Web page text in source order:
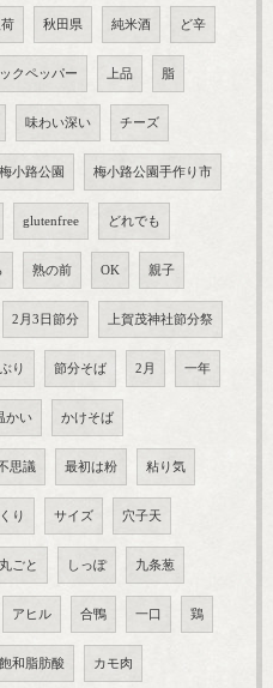
荷 秋田県 純米酒 ど辛
クペッパー 上品 脂
味わい深い チーズ
梅小路公園 梅小路公園手作り市
glutenfree どれでも
熟の前 OK 親子
2月3日節分 上賀茂神社節分祭
り 節分そば 2月 一年
かい かけそば
思議 最初は粉 粘り気
り サイズ 穴子天
丸ごと しっぽ 九条葱
アヒル 合鴨 一口 鶏
和脂肪酸 カモ肉